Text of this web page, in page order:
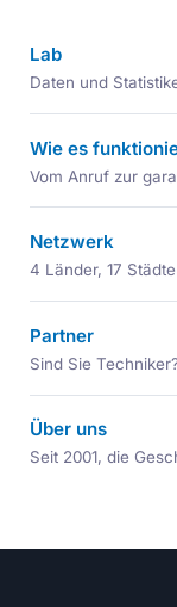
Lab
Daten und
Wie es
Vom Anruf zur
Netzwerk
4 Länder, 17
Partner
Sind Sie
Über uns
Seit 2001, die